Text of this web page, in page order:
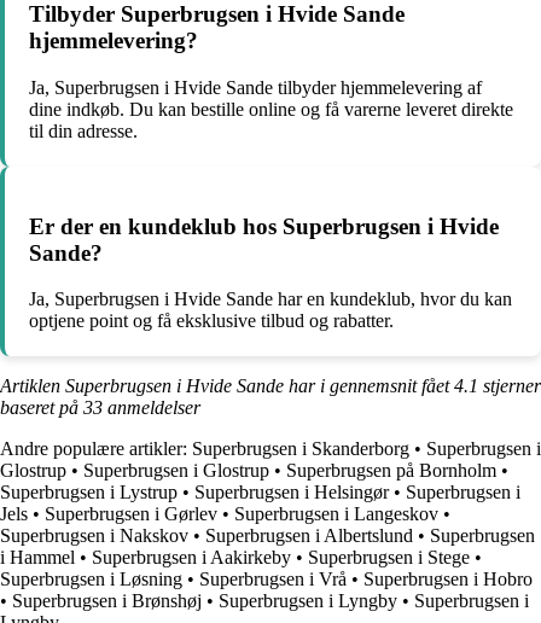
Tilbyder Superbrugsen i Hvide Sande
hjemmelevering?
Ja, Superbrugsen i Hvide Sande tilbyder hjemmelevering af
dine indkøb. Du kan bestille online og få varerne leveret direkte
til din adresse.
Er der en kundeklub hos Superbrugsen i Hvide
Sande?
Ja, Superbrugsen i Hvide Sande har en kundeklub, hvor du kan
optjene point og få eksklusive tilbud og rabatter.
Artiklen Superbrugsen i Hvide Sande har i gennemsnit fået4.1 stjerner
baseret på 33 anmeldelser
Andre populære artikler: Superbrugsen i Skanderborg • Superbrugsen i
Glostrup • Superbrugsen i Glostrup • Superbrugsen på Bornholm •
Superbrugsen i Lystrup • Superbrugsen i Helsingør• Superbrugsen i
Jels • Superbrugsen i Gørlev • Superbrugsen i Langeskov •
Superbrugsen i Nakskov • Superbrugsen i Albertslund • Superbrugsen
i Hammel • Superbrugsen i Aakirkeby • Superbrugsen i Stege •
Superbrugsen i Løsning • Superbrugsen i Vrå • Superbrugsen i Hobro
• Superbrugsen i Brønshøj • Superbrugsen i Lyngby • Superbrugsen i